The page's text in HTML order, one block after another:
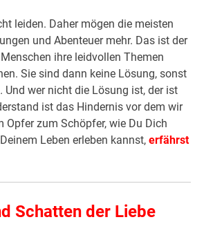
leiden. Daher mögen die meisten
und Abenteuer mehr. Das ist der
ihre leidvollen Themen
Sie sind dann keine Lösung, sonst
Und wer nicht die Lösung ist, der ist
ist das Hindernis vor dem wir
Opfer zum Schöpfer, wie Du Dich
Leben erleben kannst, erfährst
Schatten der Liebe